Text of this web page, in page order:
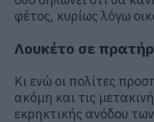
φέτος, κυρίως λόγω
Λουκέτο σε
Κι ενώ οι πολίτες
ακόμη και τις
εκρηκτικής ανόδου